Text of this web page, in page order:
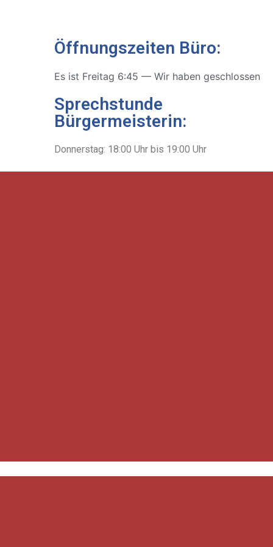
Öffnungszeiten Büro:
Es ist Freitag 6:45 —Wir haben geschlossen
Sprechstunde
Bürgermeisterin:
Donnerstag: 18:00 Uhr bis 19:00 Uhr